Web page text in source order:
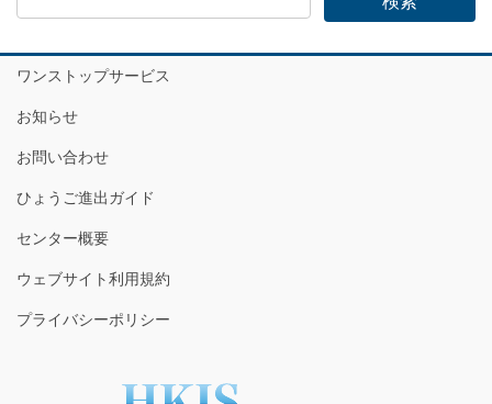
ワンストップサービス
お知らせ
お問い合わせ
ひょうご進出ガイド
センター概要
ウェブサイト利用規約
プライバシーポリシー